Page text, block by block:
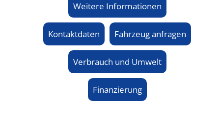
Weitere Informationen
Kontaktdaten Fahrzeug anfragen
Verbrauch und Umwelt
Finanzierung